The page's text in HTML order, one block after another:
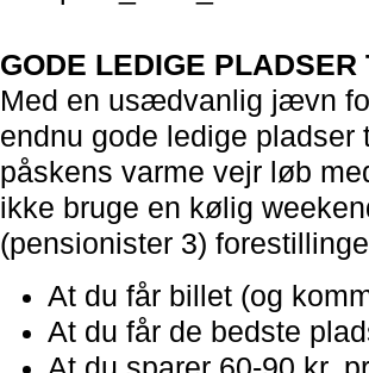
GODE LEDIGE PLADSER
Med en usædvanlig jævn
endnu gode ledige
påskens varme vejr løb
ikke bruge en kølig
(pensionister 3)
At du får billet (og
At du får de bedste